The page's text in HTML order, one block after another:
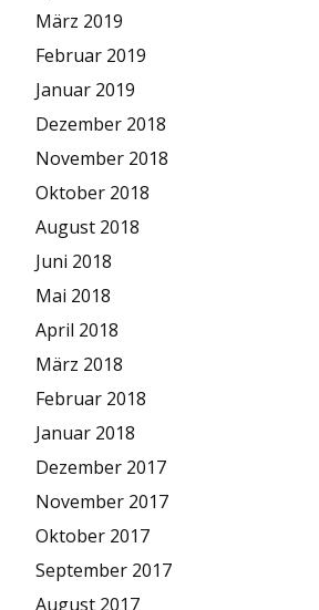
März 2019
Februar 2019
Januar 2019
Dezember 2018
November 2018
Oktober 2018
August 2018
Juni 2018
Mai 2018
April 2018
März 2018
Februar 2018
Januar 2018
Dezember 2017
November 2017
Oktober 2017
September 2017
August 2017